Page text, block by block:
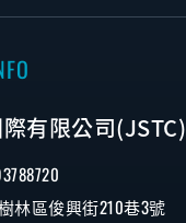
有限公司(JSTC)
林區俊興街210巷3號